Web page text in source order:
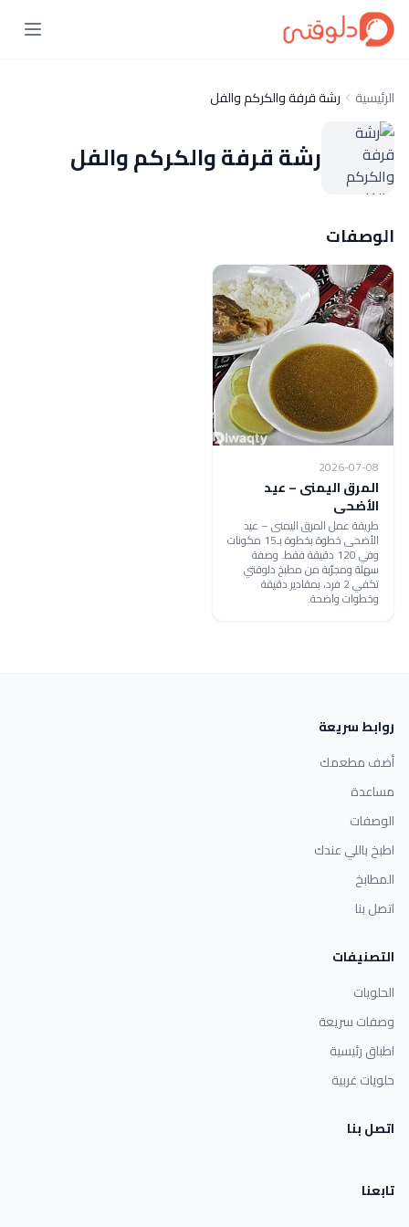
الرئيسية رشة قرفة والكركم والفل
رشة قرفة والكركم والفل
الوصفات
2026-07-08
المرق اليمنى – عيد
الأضحى
طريقة عمل المرق اليمنى – عيد
الأضحى خطوة بخطوة بـ15 مكونات
وفي 120 دقيقة فقط. وصفة
سهلة ومجرّبة من مطبخ دلوقتي
تكفي 2 فرد، بمقادير دقيقة
وخطوات واضحة.
روابط سريعة
أضف مطعمك
مساعدة
الوصفات
اطبخ باللي عندك
المطابخ
اتصل بنا
التصنيفات
الحلويات
وصفات سريعة
اطباق رئيسية
حلويات غربية
اتصل بنا
تابعنا